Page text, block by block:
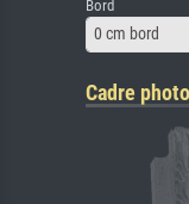
Bord
0 cm bord
Cadre photo